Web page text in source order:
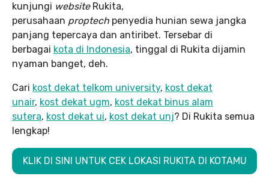
kunjungi website Rukita,
perusahaan proptech penyedia hunian sewa jangka
panjang tepercaya dan antiribet. Tersebar di
berbagai kota di Indonesia, tinggal di Rukita dijamin
nyaman banget, deh.
Cari kost dekat telkom university, kost dekat
unair, kost dekat ugm, kost dekat binus alam
sutera, kost dekat ui, kost dekat unj? Di Rukita semua
lengkap!
KLIK DI SINI UNTUK CEK LOKASI RUKITA DI KOTAMU